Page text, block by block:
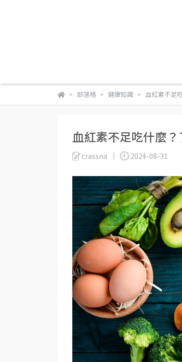
部落格 健康知識 血紅素不足
血紅素不足吃什麼
crassna 2024-08-31